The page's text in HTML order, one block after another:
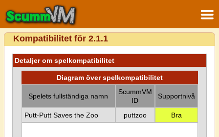
Kompatibilitet för 2.1.1
Detaljer om spelkompatibilitet
Diagram över spelkompatibilitet
Spelets fullständiga namn
ScummVM
ID
Supportnivå
Putt-Putt Saves the Zoo puttzoo Bra